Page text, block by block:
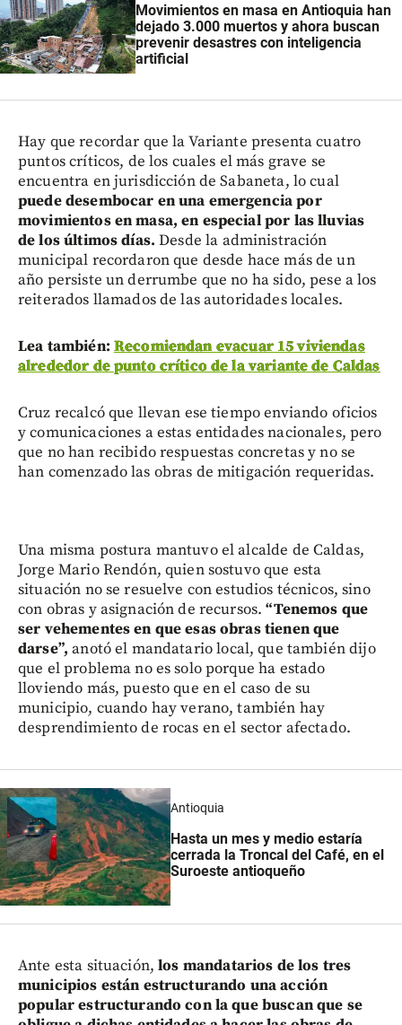
Movimientos en masa en Antioquia han
dejado 3.000 muertos y ahora buscan
prevenir desastres con inteligencia
artificial
Hay que recordar que la Variante presenta cuatro
puntos críticos, de los cuales el más grave se
encuentra en jurisdicción de Sabaneta, lo cual
puede desembocar en una emergencia por
movimientos en masa, en especial por las lluvias
de los últimos días.Desde la administración
municipal recordaron que desde hace más de un
año persiste un derrumbe que no ha sido, pese a los
reiterados llamados de las autoridades locales.
Lea también: Recomiendan evacuar 15 viviendas
alrededor de punto crítico de la variante de Caldas
Cruz recalcó que llevan ese tiempo enviando oficios
y comunicaciones a estas entidades nacionales, pero
que no han recibido respuestas concretas y no se
han comenzado las obras de mitigación requeridas.
Una misma postura mantuvo el alcalde de Caldas,
Jorge Mario Rendón, quien sostuvo que esta
situación no se resuelve con estudios técnicos, sino
con obras y asignación de recursos.“Tenemos que
ser vehementes en que esas obras tienen que
darse”, anotó el mandatario local, que también dijo
que el problema no es solo porque ha estado
lloviendo más, puesto que en el caso de su
municipio, cuando hay verano, también hay
desprendimiento de rocas en el sector afectado.
Antioquia
Hasta un mes y medio estaría
cerrada la Troncal del Café, en el
Suroeste antioqueño
Ante esta situación,los mandatarios de los tres
municipios están estructurando una acción
popular estructurando con la que buscan que se